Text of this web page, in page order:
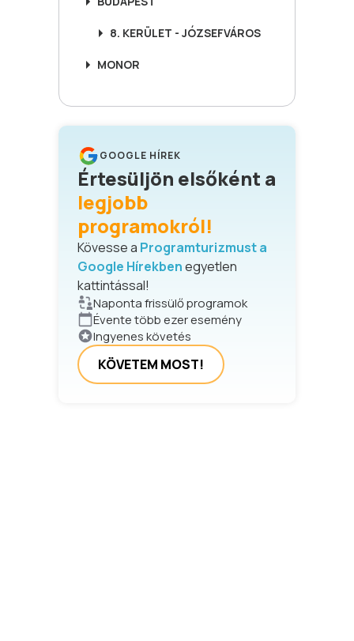
8. KERÜLET - JÓZSEFVÁROS
MONOR
GOOGLE HÍREK
Értesüljön elsőként a
legjobb
programokról!
Kövesse a Programturizmust a
Google Hírekbenegyetlen
kattintással!
Naponta frissülő programok
Évente több ezer esemény
Ingyenes követés
KÖVETEM MOST!